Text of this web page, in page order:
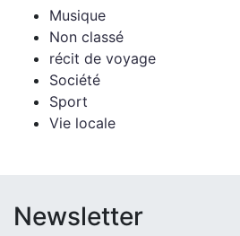
Musique
Non classé
récit de voyage
Société
Sport
Vie locale
Newsletter